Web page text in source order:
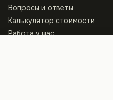
Вопросы и ответы
Калькулятор стоимости
Работа у нас